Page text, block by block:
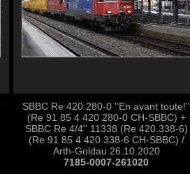
SBBC Re 420.280-0 ''En avant toute!''
(Re 91 85 4 420 280-0 CH-SBBC) +
SBBC Re 4/4'' 11338 (Re 420.338-6)
(Re 91 85 4 420 338-6 CH-SBBC) /
Arth-Goldau 26.10.2020
7185-0007-261020